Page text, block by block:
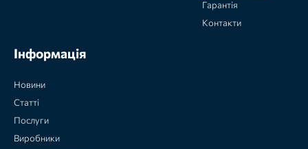
Гарантія
Контакти
Інформація
Новини
Статті
Послуги
Виробники